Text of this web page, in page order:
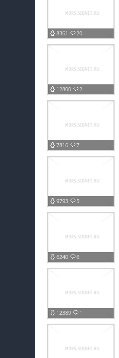
8361 20
12800 2
7816 7
9793 5
6240 6
12389 1